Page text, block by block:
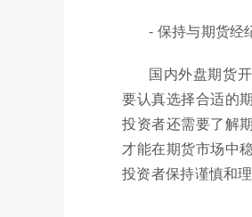
- 保持与期货经
国内外盘期货
要认真选择合适的
投资者还需要了解
才能在期货市场中
投资者保持谨慎和